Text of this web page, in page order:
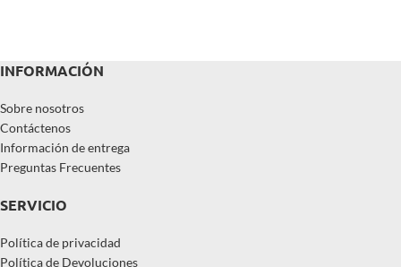
INFORMACIÓN
Sobre nosotros
Contáctenos
Información de entrega
Preguntas Frecuentes
SERVICIO
Política de privacidad
Política de Devoluciones